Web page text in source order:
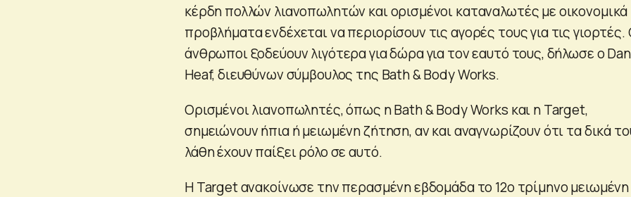
κέρδη πολλών λιανοπωλητών και ορισμένοι καταναλωτές με οικονομικά
προβλήματα ενδέχεται να περιορίσουν τις αγορές τους για τις γιορτές.
άνθρωποι ξοδεύουν λιγότερα για δώρα για τον εαυτό τους, δήλωσε ο
Heaf, διευθύνων σύμβουλος της Bath & Body Works.
Ορισμένοι λιανοπωλητές, όπως η Bath & Body Works και η Target,
σημειώνουν ήπια ή μειωμένη ζήτηση, αν και αναγνωρίζουν ότι τα δικά
λάθη έχουν παίξει ρόλο σε αυτό.
Η Target ανακοίνωσε την περασμένη εβδομάδα το 12ο τρίμηνο